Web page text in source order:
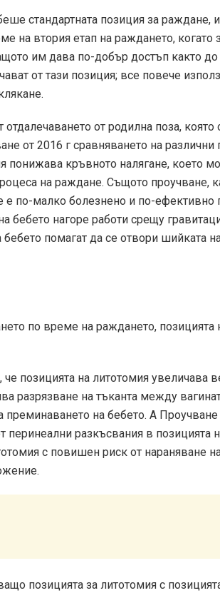
стандартната позиция за раждане,
на втория етап на раждането, когато
им дава по-добър достъп както
от тази позиция; все повече
от родилна поза,
от 2016 г сравняването на
понижава кръвното налягане, което
на раждане. Същото проучване,
е по-малко болезнено и по-ефективно
бебето нагоре работи срещу
бебето помагат да се отвори шийката
по време на раждането, позицията
че позицията на литотомия увеличава
разрязване на тъканта между
преминаването на бебето. А Проучване
перинеални разкъсвания в позицията
с повишен риск от нараняване
позицията за литотомия с